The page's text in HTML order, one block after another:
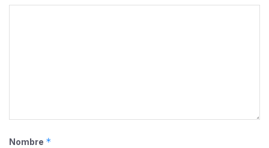
Nombre *